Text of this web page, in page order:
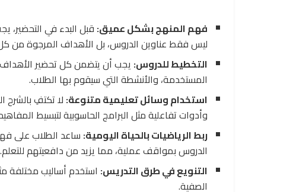
فهم المنهج بشكل عميق: قبل البدء في
ليس فقط عناوين الدروس، بل الأهداف المرجوة من
التخطيط للدروس: يجب أن يتضمن كل تحضير الأهداف
المستخدمة، والأنشطة التي سيقوم بها الطلاب.
استخدام وسائل تعليمية متنوعة:لا تكتفِ بالشرح
وأدوات تفاعلية مثل البرامج الحاسوبية لتبسيط
ربط الرياضيات بالحياة اليومية: ساعد الطلاب على
الدروس بمواقف عملية، مما يزيد من دافعيتهم للتعلم.
التنويع في طرق التدريس: استخدم أساليب مختلفة
الصفية.